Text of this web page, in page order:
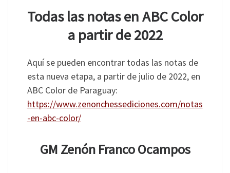
Todas las notas en ABC Color
a partir de 2022
Aquí se pueden encontrar todas las notas de
esta nueva etapa, a partir de julio de 2022, en
ABC Color de Paraguay:
https://www.zenonchessediciones.com/notas
-en-abc-color/
GM Zenón Franco Ocampos